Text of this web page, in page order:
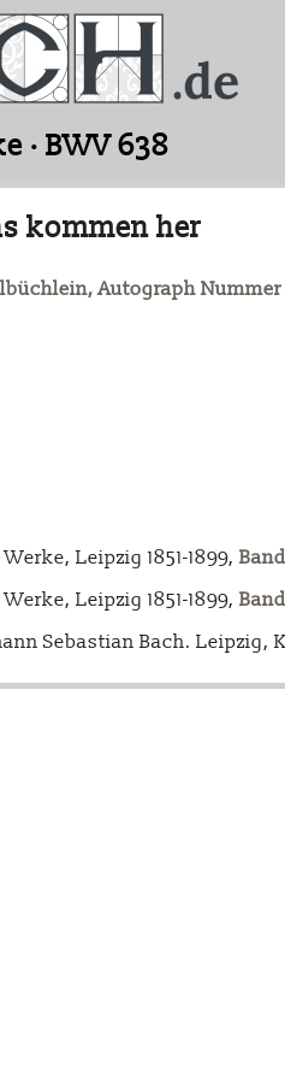
· BWV 638
kommen her
Autograph Nummer
Leipzig 1851-1899,
Leipzig 1851-1899,
Sebastian Bach. Leipzig,